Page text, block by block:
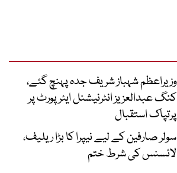
وزیراعظم شہباز شریف جدہ پہنچ گئے،
کنگ عبدالعزیز انٹرنیشنل ایئر پورٹ پر
پرتپاک استقبال
سولر صارفین کے لیے نیپرا کا بڑا ریلیف،
لائسنس کی شرط ختم